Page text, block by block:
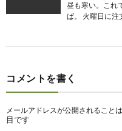
昼も寒い。これ
ば。 火曜日に
コメントを書く
メールアドレスが公開されることは
目です